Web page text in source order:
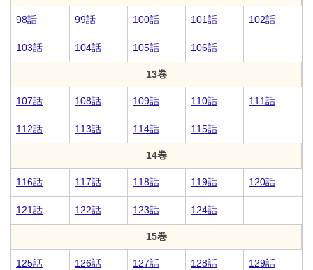
98話 99話 100話 101話 102話
103話 104話 105話 106話
13巻
107話 108話 109話 110話 111話
112話 113話 114話 115話
14巻
116話 117話 118話 119話 120話
121話 122話 123話 124話
15巻
125話 126話 127話 128話 129話